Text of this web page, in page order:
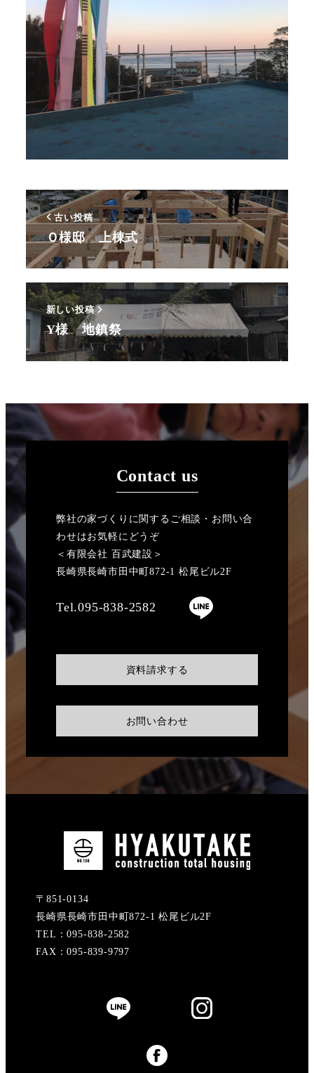
古い投稿
Ｏ様邸 上棟式
新しい投稿
Y様 地鎮祭
Contact us
弊社の家づくりに関するご相談・お問い合
わせはお気軽にどうぞ
＜有限会社 百武建設＞
長崎県長崎市田中町872-1 松尾ビル2F
Tel.095-838-2582
資料請求する
お問い合わせ
〒851-0134
長崎県長崎市田中町872-1 松尾ビル2F
TEL：095-838-2582
FAX：095-839-9797